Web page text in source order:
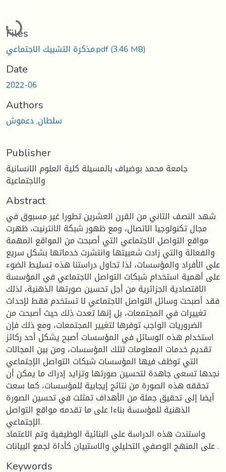
Loading...
Files
مذكرة التشبيك الاجتماعي.pdf(3.46 MB)
Date
2022-06
Authors
سلطان, دعموش
Publisher
جامعة محمد بوضياف بالمسيلة كلية العلوم الانسانية
والاجتماعية
Abstract
شهد النصف الثاني من القرن العشرين تطورا غير مسبوق في
مجال تكنولوجيا الاتصال، ومع ظهور شبكة الانترنيت، ظهرت
مواقع التواصل الاجتماعي التي أصبحت من المواقع المهمة
والفعالة والتي زادت شعبيتها وانتشرت خدماتها بشكل سريع
على الأفراد والمؤسسات، لذا تحاول دراستنا هذه تسليط الضوء
على أهمية استخدام شبكات التواصل الاجتماعي في المؤسسة
الاقتصادية الجزائرية من أجل تحسين صورتها الذهنية، لذلك
فقد أصبحت وسائل التواصل الاجتماعي لا تستخدم فقط لإحداث
تغييرات في المجتمعات، بل إنها تعدت ذلك حيث أصبحت من
الضروريات الواجب توفرها لتغيير المجتمعات، ومع ذلك فإن
استخدام هذه الوسائل في المؤسسات أصبح يشكل أحد ركائز
تقديم خدمات المعلومات لتلك المؤسسات، ومن بين المجالات
التي توظف فيها المؤسسات شبكات التواصل الإجتماعي
نجدها تسعى جاهدة لتحسين صورتها وتزايد إدراك ما يمكن أن
تحققه هذه الصورة من نتائج إيجابية للمؤسسات، كما سعت
أيضا إلى تحقيق جملة من الأهداف تمثلت في تحسين الصورة
الذهنية للمؤسسة بناءا على ما تقدمه مواقع التواصل
الإجتماعي.
واستندت هذه الدراسة على البنائية الوظيفية وتم الاعتماد
على المنهج الوصفي التحليلي والاستبيان كأداة لجمع البيانات .
Keywords